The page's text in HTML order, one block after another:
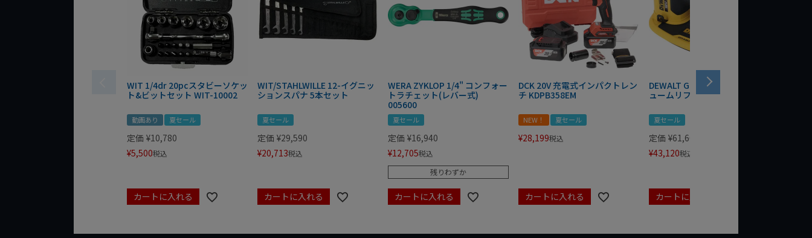
WIT 1/4dr 20pcスタビーソケッ
ト&ビットセット WIT-10002
動画あり 夏セール
定価 ¥10,780
¥5,500税込
カートに入れる
WIT/STAHLWILLE 12-イグニッ
ションスパナ 5本セット
夏セール
定価 ¥29,590
¥20,713税込
カートに入れる
WERA ZYKLOP 1/4" コンフォー
トラチェット(レバー式)
005600
夏セール
定価 ¥16,940
¥12,705税込
残りわずか
カートに入れる
DCK 20V 充電式インパクトレン
チ KDPB358EM
NEW！ 夏セール
¥28,199税込
カートに入れる
DEWALT GRABO 18V電動バキ
ュームリフター DCE590N-XJ
夏セール
定価 ¥61,600
¥43,120税込
カートに入れる